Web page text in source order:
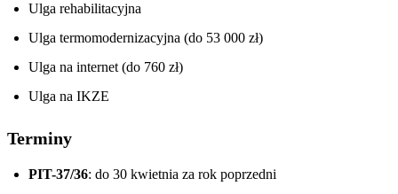
Ulga rehabilitacyjna
Ulga termomodernizacyjna (do 53 000 zł)
Ulga na internet (do 760 zł)
Ulga na IKZE
Terminy
PIT-37/36: do 30 kwietnia za rok poprzedni